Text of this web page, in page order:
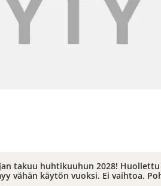
takuu huhtikuuhun 2028! Huollettu
vähän käytön vuoksi. Ei vaihtoa.